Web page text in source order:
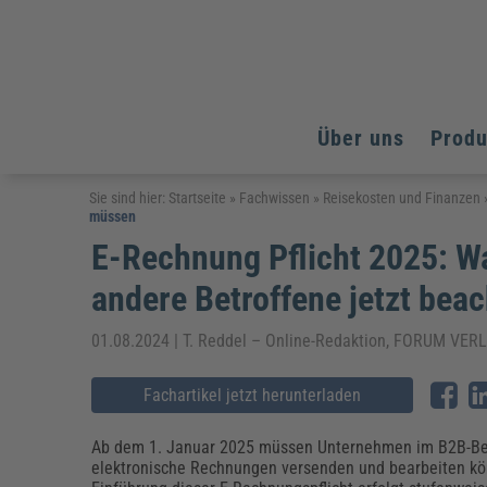
Über uns
Arbeitsschutz
Arbeitssicherheit & Gesundheitsschutz
Weiterbildungen (AKADEMIE HERKERT)
Arbeitsschutz & Brandschutz
Assistenz & Office-Management
Baurecht & Architektenrecht
Energieoptimiertes & klimaneutrales Bauen
Bau, Immobilien & Gebäudemanagement
Bildung und Erziehung
Fachpublikationen & Arbeitshilfen
Kinderschutz, Jugendhilfe & Inklusion
Datenschutz & IT-Recht
Datenschutz & IT-Sicherheit
Elektrosicherheit
Elektrosicherheit & Elektrotechnik
Energie und Umwelt
Fachpublikationen & Arbeitshilfen
Weiterbildungen (AKADEMIE HERKERT)
Arbeitsschutz
Bildung und Erziehung
Energie und Umwelt
Kommunales
Reisekosten und Finanzen
Arbeitsschutz
Bildung und Erziehung
Energie und Umwelt
Kommunales
Reisekosten und Finanzen
Sie sind hier: Startseite » Fachwissen » Reisekosten und Finanzen
müssen
E-Rechnung Pflicht 2025:
andere Betroffene jetzt
01.08.2024 | T. Reddel – Online-Redaktion, FORUM
Fachartikel jetzt herunterladen
Ab dem 1. Januar 2025 müssen Unternehmen im B2B-
elektronische Rechnungen versenden und bearbeiten